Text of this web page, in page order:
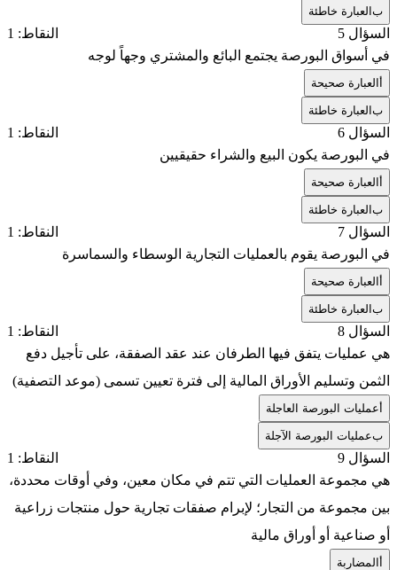
بالعبارة خاطئة
السؤال 5
النقاط: 1
في أسواق البورصة يجتمع البائع والمشتري وجهاً لوجه
العبارة صحيحة
بالعبارة خاطئة
السؤال 6
النقاط: 1
في البورصة يكون البيع والشراء حقيقيين
العبارة صحيحة
بالعبارة خاطئة
السؤال 7
النقاط: 1
في البورصة يقوم بالعمليات التجارية الوسطاء والسماسرة
العبارة صحيحة
بالعبارة خاطئة
السؤال 8
النقاط: 1
هي عمليات يتفق فيها الطرفان عند عقد الصفقة، على تأجيل دفع
الثمن وتسليم الأوراق المالية إلى فترة تعيين تسمى (موعد التصفية)
عمليات البورصة العاجلة
بعمليات البورصة الآجلة
السؤال 9
النقاط: 1
هي مجموعة العمليات التي تتم في مكان معين، وفي أوقات محددة،
بين مجموعة من التجار؛ لإبرام صفقات تجارية حول منتجات زراعية
أو صناعية أو أوراق مالية
المضاربة